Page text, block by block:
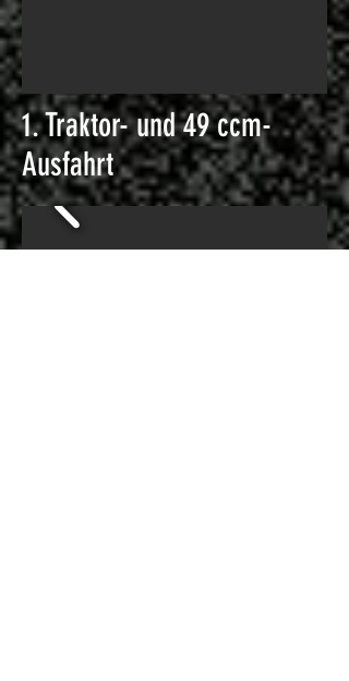
1. Traktor- und 49 ccm-
Ausfahrt